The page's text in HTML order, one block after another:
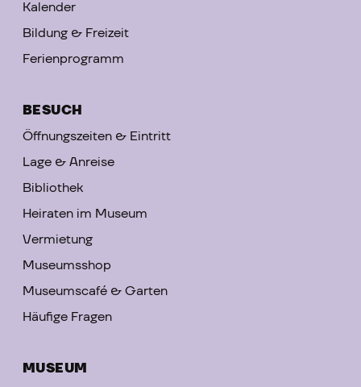
Kalender
Bildung & Freizeit
Ferienprogramm
BESUCH
Öffnungszeiten & Eintritt
Lage & Anreise
Bibliothek
Heiraten im Museum
Vermietung
Museumsshop
Museumscafé & Garten
Häufige Fragen
MUSEUM